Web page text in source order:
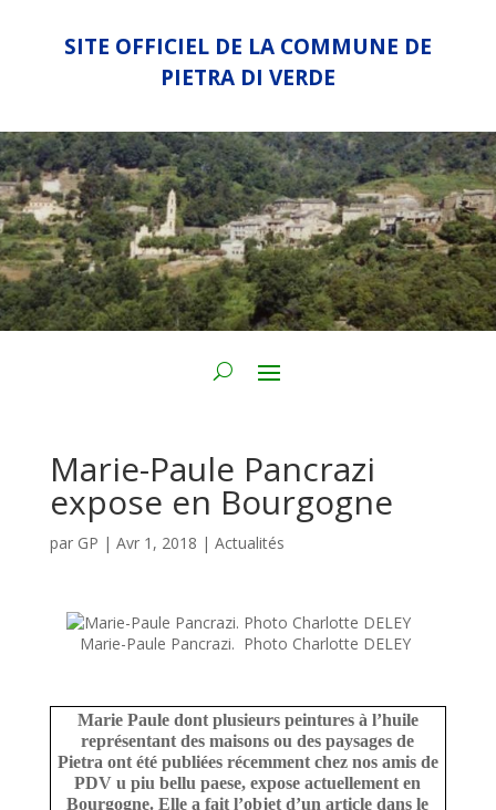
SITE OFFICIEL DE LA COMMUNE DE
PIETRA DI VERDE
Marie-Paule Pancrazi
expose en Bourgogne
par GP | Avr 1, 2018 | Actualités
Marie-Paule Pancrazi. Photo Charlotte DELEY
Marie Paule dont plusieurs peintures à l’huile
représentant des maisons ou des paysages de
Pietra ont été publiées récemment chez nos amis de
PDV u piu bellu paese, expose actuellement en
Bourgogne. Elle a fait l’objet d’un article dans le